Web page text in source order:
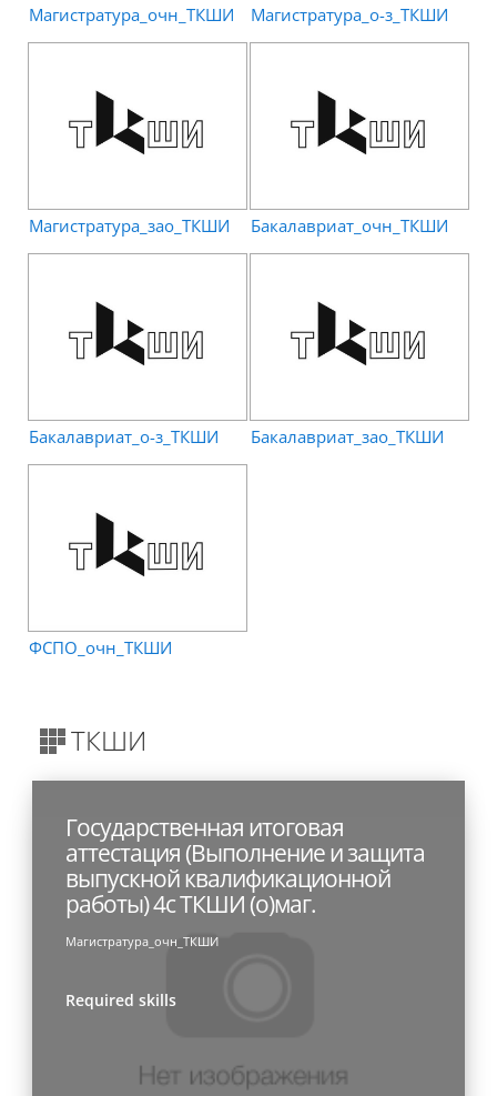
Магистратура_очн_ТКШИ Магистратура_о-з_ТКШИ
Магистратура_зао_ТКШИ Бакалавриат_очн_ТКШИ
Бакалавриат_о-з_ТКШИ Бакалавриат_зао_ТКШИ
ФСПО_очн_ТКШИ
ТКШИ
Государственная итоговая
аттестация (Выполнение и защита
выпускной квалификационной
работы) 4с ТКШИ (о)маг.
Магистратура_очн_ТКШИ
Required skills